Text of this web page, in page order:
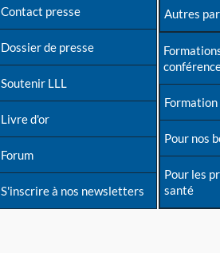
Contact presse
Dossier de presse
Soutenir LLL
Livre d'or
Forum
S'inscrire à nos newsletters
Autres
Formation
Pour nos
Pour les
santé